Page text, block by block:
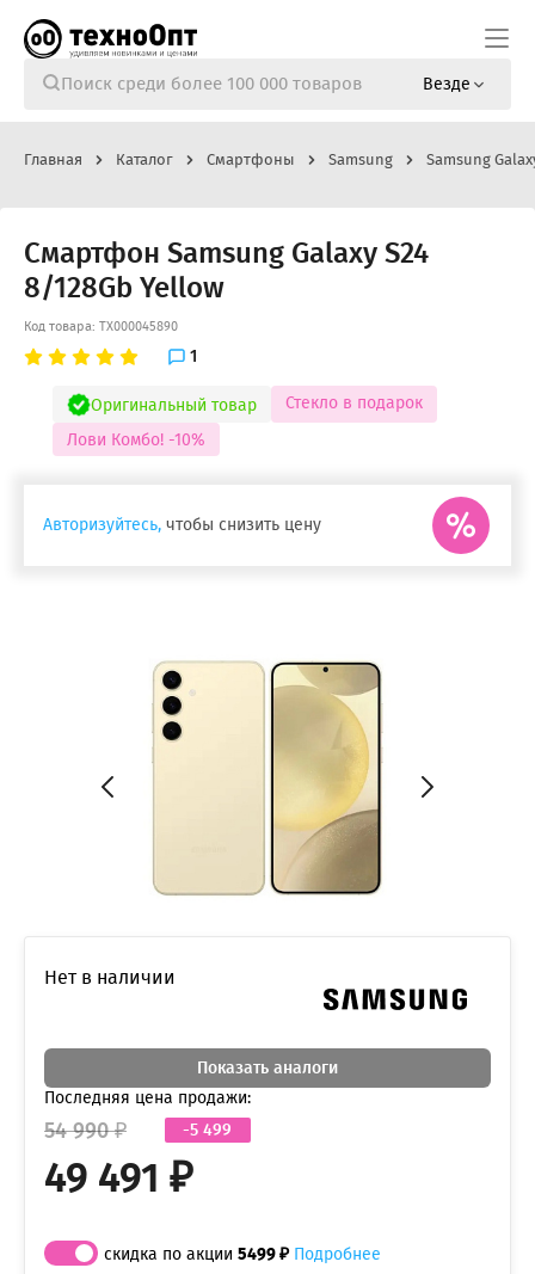
Везде
Главная Каталог Смартфоны Samsung Samsung
Смартфон Samsung Galaxy S24
8/128Gb Yellow
Код товара: ТХ000045890
1
Оригинальный товар
Стекло в подарок
Лови Комбо! -10%
Авторизуйтесь, чтобы снизить цену
Нет в наличии
Показать аналоги
Последняя цена продажи:
-5 499
54 990 ₽
49 491 ₽
скидка по акции 5499 ₽ Подробнее